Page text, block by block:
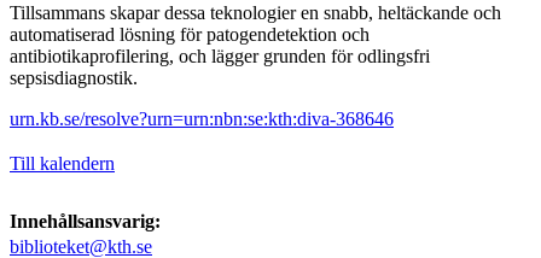
Tillsammans skapar dessa teknologier en snabb, heltäckande och
automatiserad lösning för patogendetektion och
antibiotikaprofilering, och lägger grunden för odlingsfri
sepsisdiagnostik.
urn.kb.se/resolve?urn=urn:nbn:se:kth:diva-368646
Till kalendern
Innehållsansvarig:
biblioteket@kth.se